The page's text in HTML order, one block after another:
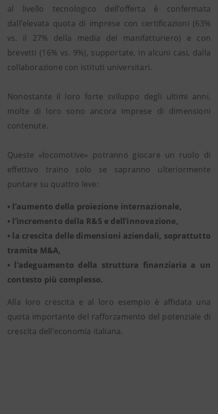
al livello tecnologico dell’offerta è confermata
dall’elevata quota di imprese con certificazioni (63%
vs. il 27% della media del manifatturiero) e con
brevetti (16% vs. 9%), supportate, in alcuni casi, dalla
collaborazione con istituti universitari.
Nonostante il loro forte sviluppo degli ultimi anni,
molte di loro sono ancora imprese di dimensioni
contenute.
Queste «locomotive» potranno giocare un ruolo di
effettivo traino solo se sapranno ulteriormente
puntare su quattro leve:
• l’aumento della proiezione internazionale,
• l’incremento della R&S e dell’innovazione,
• la crescita delle dimensioni aziendali, soprattutto
tramite M&A,
• l’adeguamento della struttura finanziaria a un
contesto più complesso.
Alla loro crescita e al loro esempio è affidata una
quota importante del rafforzamento del potenziale di
crescita dell’economia italiana.